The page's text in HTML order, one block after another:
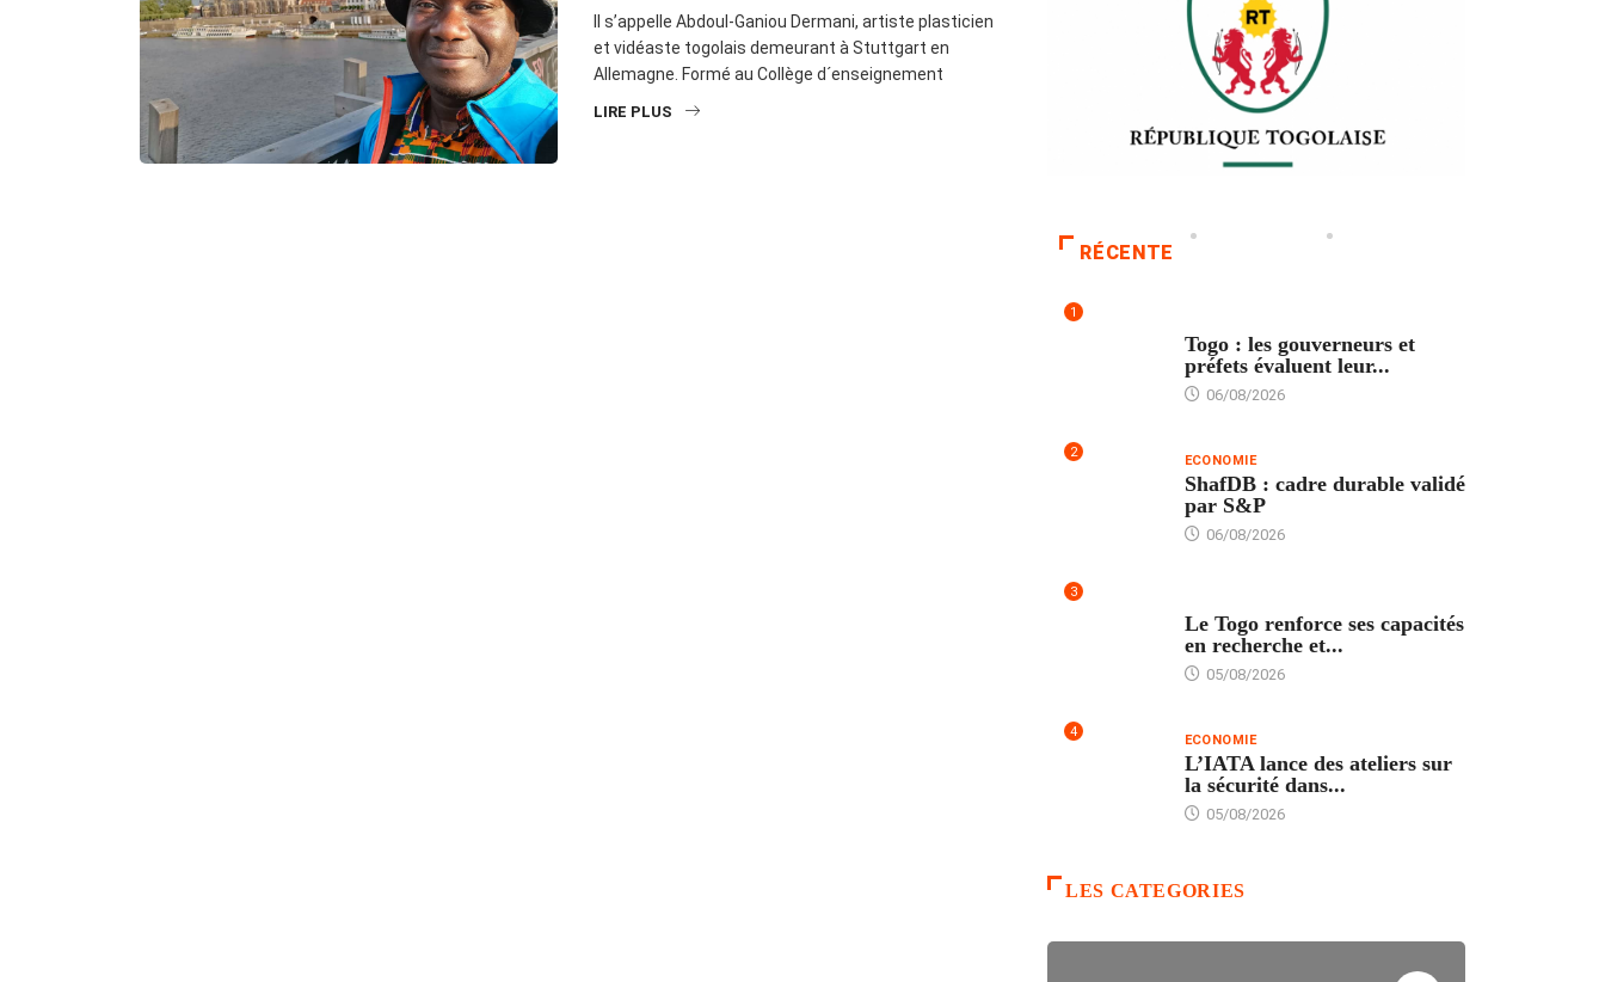
Il s’appelle Abdoul-Ganiou Dermani, artiste plasticien
et vidéaste togolais demeurant à Stuttgart en
Allemagne. Formé au Collège d´enseignement
LIRE PLUS
RÉCENTE
1
Togo : les gouverneurs et
préfets évaluent leur...
06/08/2026
2 ECONOMIE
ShafDB : cadre durable validé
par S&P
06/08/2026
3
Le Togo renforce ses capacités
en recherche et...
05/08/2026
4 ECONOMIE
L’IATA lance des ateliers sur
la sécurité dans...
05/08/2026
LES CATEGORIES